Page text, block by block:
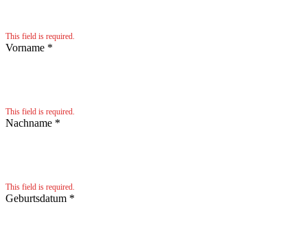
This field is required.
Vorname *
This field is required.
Nachname *
This field is required.
Geburtsdatum *